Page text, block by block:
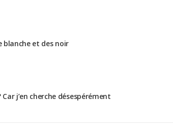
blanche et des noir
j’en cherche désespérément